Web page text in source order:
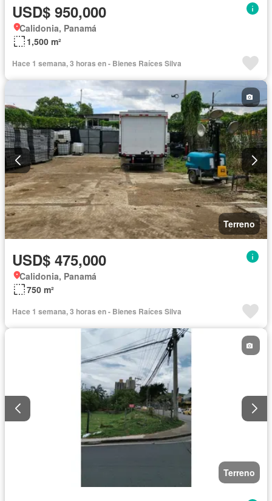
USD$ 950,000
Calidonia, Panamá
1,500 m²
Hace 1 semana, 3 horas en - Bienes Raíces Silva
Terreno
USD$ 475,000
Calidonia, Panamá
750 m²
Hace 1 semana, 3 horas en - Bienes Raíces Silva
Terreno